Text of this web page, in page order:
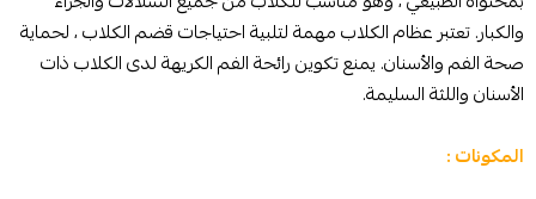
والكبار. تعتبر عظام الكلاب مهمة لتلبية احتياجات قضم الكلاب ، لحماية
صحة الفم والأسنان. يمنع تكوين رائحة الفم الكريهة لدى الكلاب ذات
الأسنان واللثة السليمة.
المكونات :